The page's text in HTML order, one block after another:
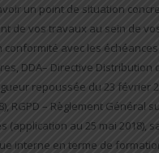
un point de situation
de vos travaux au sein de
conformité avec les échéances
DDA– Directive Distribution
repoussée du 23 février
RGPD – Règlement Général
(application au 25 mai 2018),
interne en terme de